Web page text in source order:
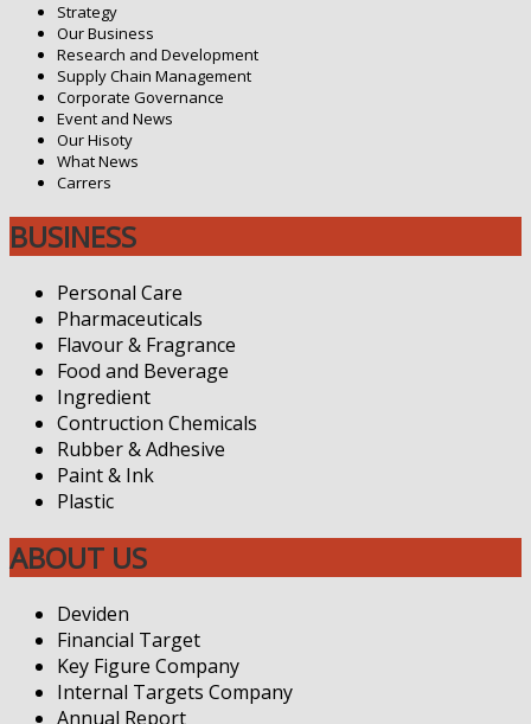
Strategy
Our Business
Research and Development
Supply Chain Management
Corporate Governance
Event and News
Our Hisoty
What News
Carrers
BUSINESS
Personal Care
Pharmaceuticals
Flavour & Fragrance
Food and Beverage
Ingredient
Contruction Chemicals
Rubber & Adhesive
Paint & Ink
Plastic
ABOUT US
Deviden
Financial Target
Key Figure Company
Internal Targets Company
Annual Report